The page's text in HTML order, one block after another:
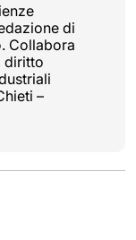
di
Collabora
diritto
–